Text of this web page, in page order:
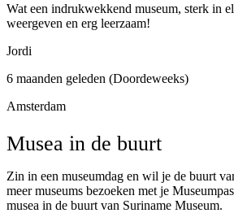
Wat een indrukwekkend museum, sterk in
weergeven en erg leerzaam!
Jordi
6 maanden geleden (Doordeweeks)
Amsterdam
Musea in de buurt
Zin in een museumdag en wil je de buurt
meer museums bezoeken met je
musea in de buurt van Suriname Museum.